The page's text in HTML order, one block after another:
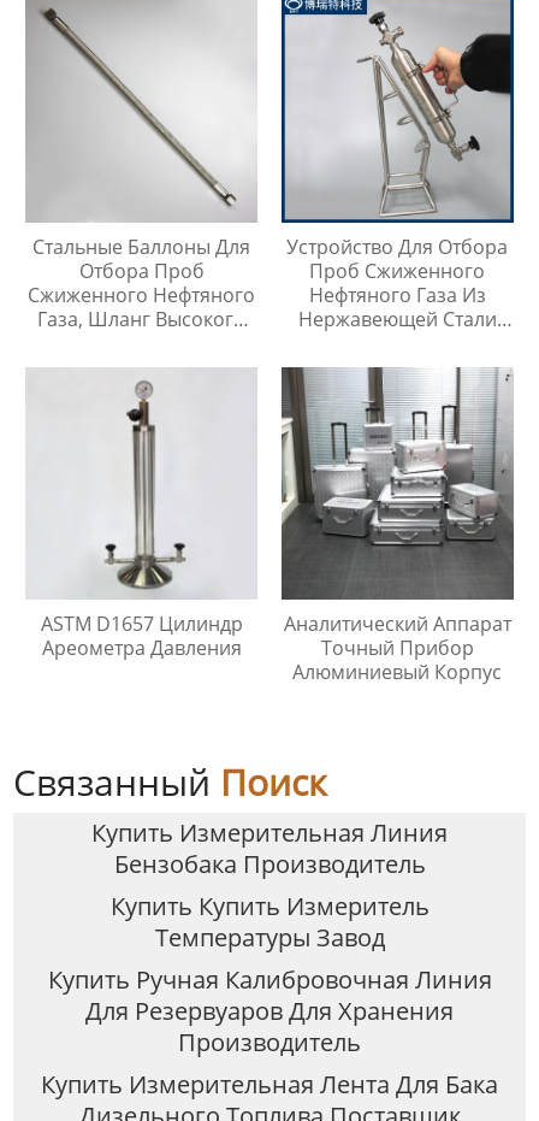
Стальные Баллоны Для
Отбора Проб
Сжиженного Нефтяного
Газа, Шланг Высокого
Метр
Устройство Для Отбора
Проб Сжиженного
Нефтяного Газа Из
Нержавеющей Стали
ASTM D1657 Цилиндр
Ареометра Давления
Аналитический Аппарат
Точный Прибор
Алюминиевый Корпус
Связанный Поиск
Купить Измерительная Линия
Бензобака Производитель
Купить Купить Измеритель
Температуры Завод
Купить Ручная Калибровочная Линия
Для Резервуаров Для Хранения
Производитель
Купить Измерительная Лента Для Бака